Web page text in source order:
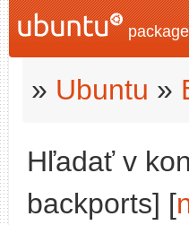
» Ubuntu »
Hľadať v
backports] [